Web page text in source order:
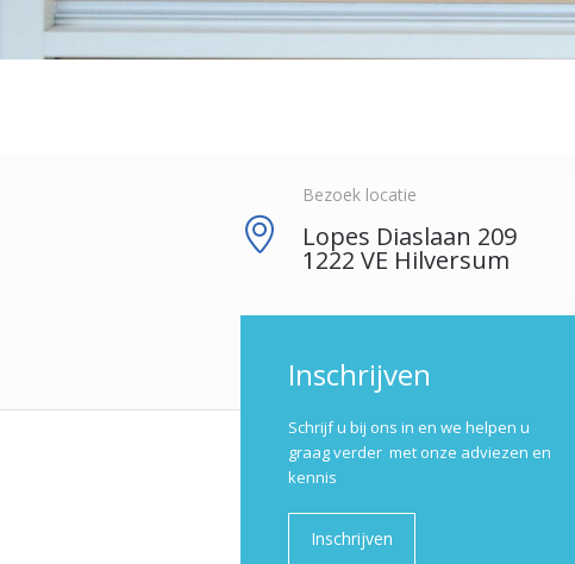
Bezoek locatie
Lopes Diaslaan 209
1222 VE Hilversum
Inschrijven
Schrijf u bij ons in en we helpen u
graag verder met onze adviezen en
kennis
Inschrijven